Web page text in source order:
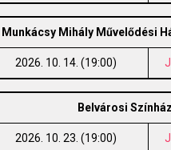
Munkácsy Mihály Művelődési
2026. 10. 14. (19:00)
Belvárosi Színház
2026. 10. 23. (19:00)